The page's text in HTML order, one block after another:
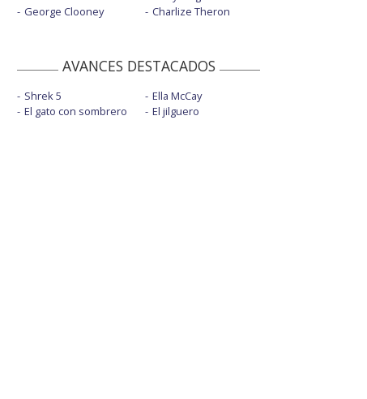
George Clooney
Charlize Theron
AVANCES DESTACADOS
Shrek 5
El gato con sombrero
Ella McCay
El jilguero